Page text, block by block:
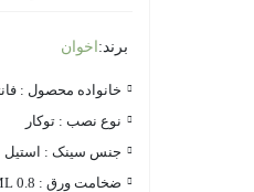
برند: اخوان
خانواده محصول :
نوع نصب : توکار
جنس سینک : استیل
ضخامت ورق : 0.8 ML